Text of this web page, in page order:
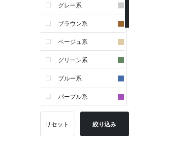
グレー系
ブラウン系
ベージュ系
グリーン系
ブルー系
パープル系
イエロー系
リセット 絞り込み